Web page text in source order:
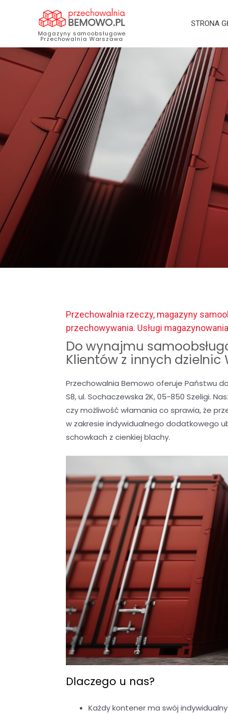
Magazyny samoobsługowe
Przechowalnia Warszawa
STRONA
Przechowalnia rzeczy, magazyny
przechowywania. Usługi
Do wynajmu
Klientów z innych dzielnic
Przechowalnia Bemowo oferuje Państwu
S8, ul. Sochaczewska 2K, 05-850 Szeligi.
czy możliwość włamania co sprawia, że
w zakresie indywidualnego dodatkowego
schowkach z cienkiej blachy.
Dlaczego u nas?
Każdy kontener ma swój